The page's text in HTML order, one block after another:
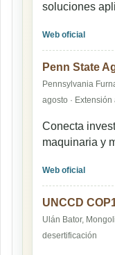
soluciones
Web oficial
Penn State
Pennsylvania
agosto ·
Conecta
maquinaria y
Web oficial
UNCCD
Ulán Bator,
desertificación